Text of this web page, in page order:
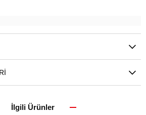
İlgili Ürünler